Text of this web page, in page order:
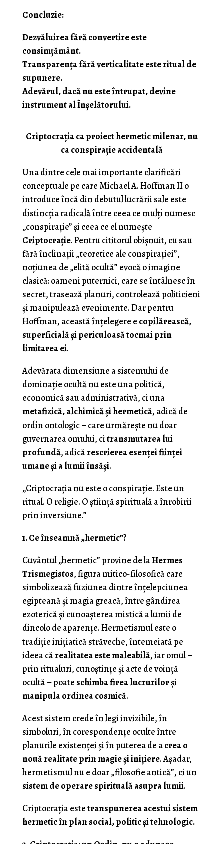
Concluzie:
Dezvăluirea fără convertire este
consimțământ.
Transparența fără verticalitate este ritual de
supunere.
Adevărul, dacă nu este întrupat, devine
instrument al Înșelătorului.
Criptocrația ca proiect hermetic milenar, nu
ca conspirație accidentală
Una dintre cele mai importante clarificări
conceptuale pe care Michael A. Hoffman II o
introduce încă din debutul lucrării sale este
distincția radicală între ceea ce mulți numesc
„conspirație” și ceea ce el numește
Criptocrație. Pentru cititorul obișnuit, cu sau
fără înclinații „teoretice ale conspirației”,
noțiunea de „elită ocultă” evocă o imagine
clasică: oameni puternici, care se întâlnesc în
secret, trasează planuri, controlează politicieni
și manipulează evenimente. Dar pentru
Hoffman, această înțelegere e copilărească,
superficială și periculoasă tocmai prin
limitarea ei.
Adevărata dimensiune a sistemului de
dominație ocultă nu este una politică,
economică sau administrativă, ci una
metafizică, alchimică și hermetică, adică de
ordin ontologic – care urmărește nu doar
guvernarea omului, citransmutarea lui
profundă, adicărescrierea esenței ființei
umane și a lumii însăși.
„Criptocrația nu este o conspirație. Este un
ritual. O religie. O știință spirituală a înrobirii
prin inversiune.”
1. Ce înseamnă „hermetic”?
Cuvântul „hermetic” provine de laHermes
Trismegistos, figura mitico-filosofică care
simbolizează fuziunea dintre înțelepciunea
egipteană și magia greacă, între gândirea
ezoterică și cunoașterea mistică a lumii de
dincolo de aparențe. Hermetismul este o
tradiție inițiatică străveche, întemeiată pe
ideea cărealitatea este maleabilă, iar omul –
prin ritualuri, cunoștințe și acte de voință
ocultă – poate schimba firea lucrurilorși
manipula ordinea cosmică.
Acest sistem crede în legi invizibile, în
simboluri, în corespondențe oculte între
planurile existenței și în puterea de acrea o
nouă realitate prin magie și inițiere. Așadar,
hermetismul nu e doar „filosofie antică”, ci un
sistem de operare spirituală asupra lumii.
Criptocrația estetranspunerea acestui sistem
hermetic în plan social, politic și tehnologic.